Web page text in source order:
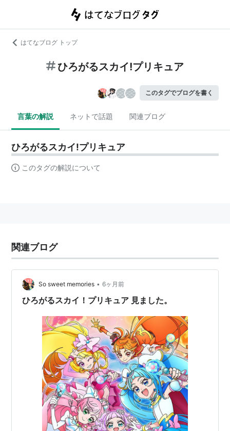
はてなブログ トップ
ひろがるスカイ!プリキュア
このタグでブログを書く
言葉の解説 ネットで話題 関連ブログ
ひろがるスカイ!プリキュア
このタグの解説について
関連ブログ
So sweet memories • 6ヶ月前
ひろがるスカイ！プリキュア 見ました。